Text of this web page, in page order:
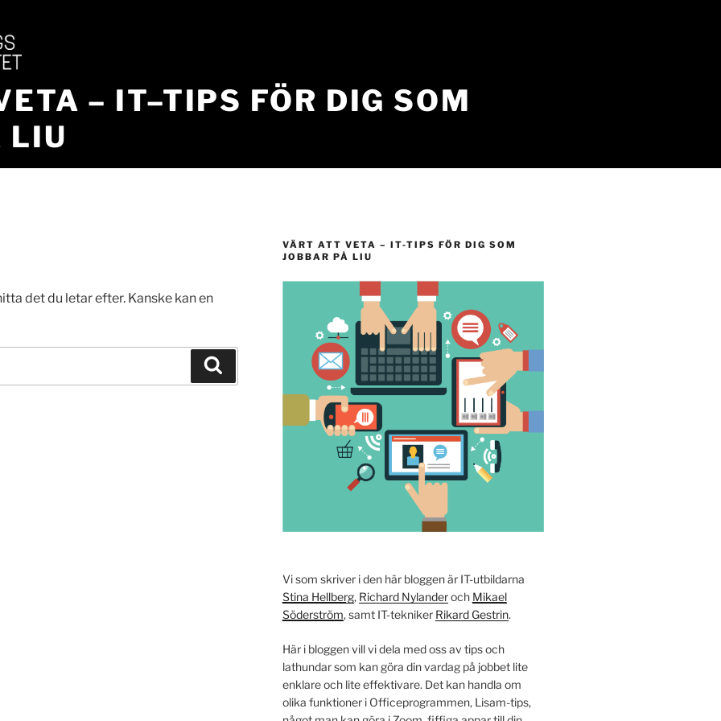
– IT–TIPS FÖR DIG SOM
LIU
det du letar efter. Kanske kan en
VÄRT ATT VETA – IT-TIPS FÖR DIG SOM
JOBBAR PÅ LIU
Vi som skriver i den här bloggen är IT-utbildarna
Stina Hellberg, Richard Nylanderoch Mikael
Söderström, samt IT-tekniker Rikard Gestrin.
Här i bloggen vill vi dela med oss av tips och
lathundar som kan göra din vardag på jobbet lite
enklare och lite effektivare. Det kan handla om
olika funktioner i Officeprogrammen, Lisam-tips,